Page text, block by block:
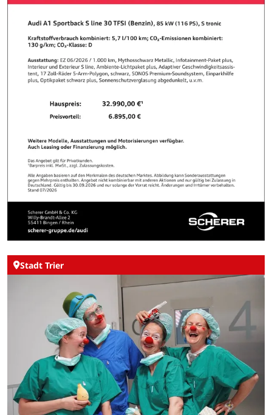
Stadt Trier